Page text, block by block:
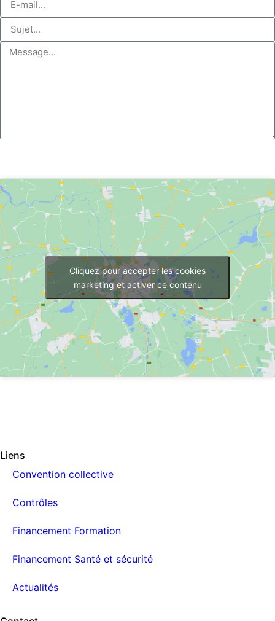
Cliquez pour accepter les cookies
marketing et activer ce contenu
Liens
Convention collective
Contrôles
Financement Formation
Financement Santé et sécurité
Actualités